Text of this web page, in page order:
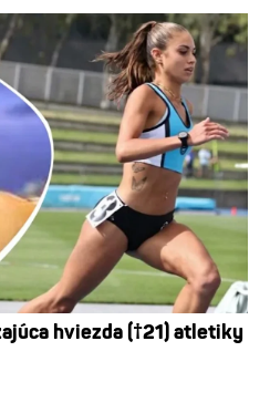
hviezda (†21) atletiky